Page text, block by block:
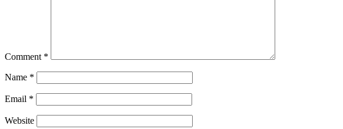
Comment *
Name *
Email *
Website